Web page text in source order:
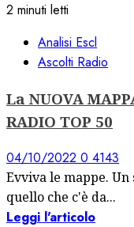
2 minuti letti
Analisi Escl
Ascolti Radio
La NUOVA
RADIO TOP 50
04/10/2022 0 4143
Evviva le mappe.
quello che c'è da...
Leggi l'articolo